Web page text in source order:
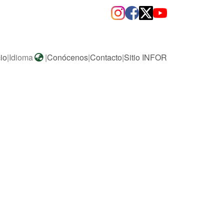
|Idioma |Conócenos|Contacto|Sitio INFOR